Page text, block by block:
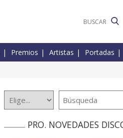
Premios Artistas Portadas
PRO. NOVEDADES